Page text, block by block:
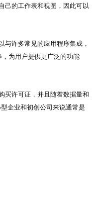
己的工作表和视图，因此可以
与许多常见的应用程序集成，
为用户提供更广泛的功能
买许可证，并且随着数据量和
企业和初创公司来说通常是